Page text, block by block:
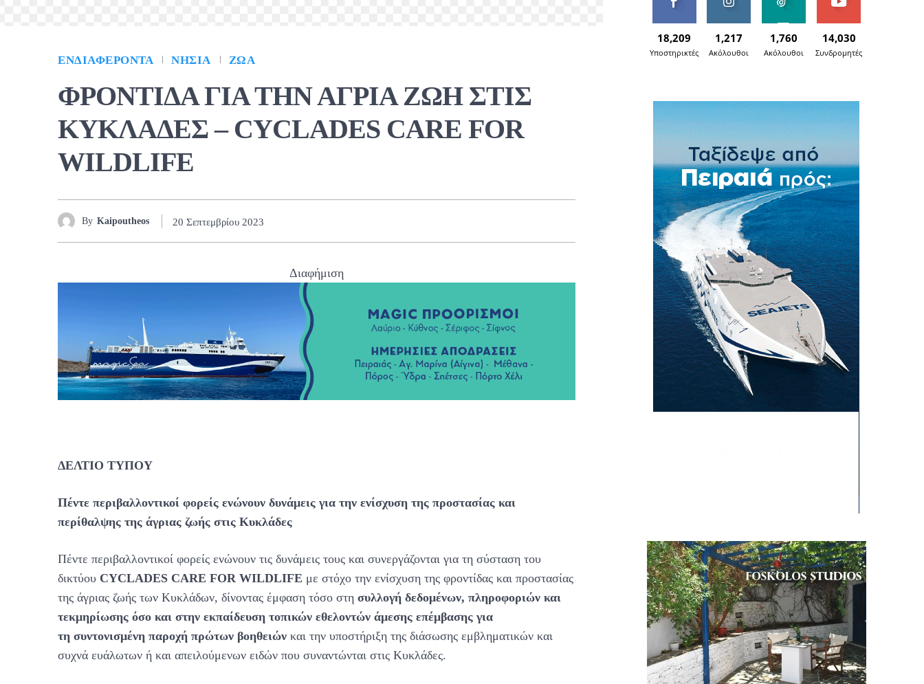
ΕΝΔΙΑΦΈΡΟΝΤΑ ΝΗΣΙΆ ΖΏΑ
ΦΡΟΝΤΙΔΑ ΓΙΑ ΤΗΝ ΑΓΡΙΑ ΖΩΗ ΣΤΙΣ
ΚΥΚΛΑΔΕΣ – CYCLADES CARE FOR
WILDLIFE
By Kaipoutheos 20 Σεπτεμβρίου 2023
Διαφήμιση
ΔΕΛΤΙΟ ΤΥΠΟΥ
Πέντε περιβαλλοντικοί φορείς ενώνουν δυνάμεις για την ενίσχυση της προστασίας και
περίθαλψης της άγριας ζωής στις Κυκλάδες
Πέντε περιβαλλοντικοί φορείς ενώνουν τις δυνάμεις τους και συνεργάζονται για τη σύσταση του
δικτύου CYCLADES CARE FOR WILDLIFE με στόχο την ενίσχυση της φροντίδας και προστασίας
της άγριας ζωής των Κυκλάδων, δίνοντας έμφαση τόσο στη συλλογή δεδομένων, πληροφοριών και
τεκμηρίωσης όσο και στην εκπαίδευση τοπικών εθελοντών άμεσης επέμβασης για
τη συντονισμένη παροχή πρώτων βοηθειών και την υποστήριξη της διάσωσης εμβληματικών και
συχνά ευάλωτων ή και απειλούμενων ειδών που συναντώνται στις Κυκλάδες.
18,209
Υποστηρικτές
1,217
Ακόλουθοι
1,760
Ακόλουθοι
14,030
Συνδρομητές